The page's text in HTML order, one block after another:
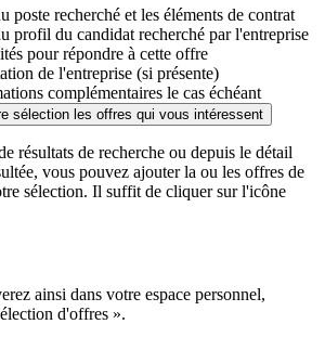
poste recherché et les éléments de contrat
profil du candidat recherché par l'entreprise
pour répondre à cette offre
de l'entreprise (si présente)
complémentaires le cas échéant
sélection les offres qui vous intéressent
résultats de recherche ou depuis le détail
vous pouvez ajouter la ou les offres de
sélection. Il suffit de cliquer sur l'icône
ainsi dans votre espace personnel,
d'offres ».